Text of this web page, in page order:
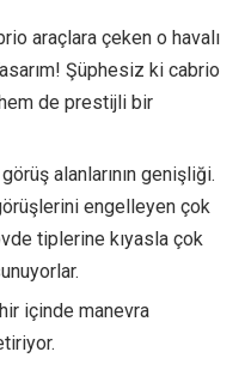
araçlara çeken o havalı
Şüphesiz ki cabrio
de prestijli bir
alanlarının genişliği.
engelleyen çok
tiplerine kıyasla çok
içinde manevra